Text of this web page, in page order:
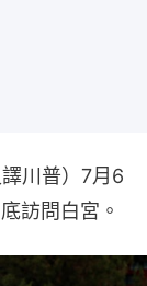
川普）7月6
訪問白宮。